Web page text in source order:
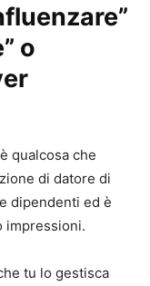
o
qualcosa che
di datore di
dipendenti ed è
impressioni.
tu lo gestisca